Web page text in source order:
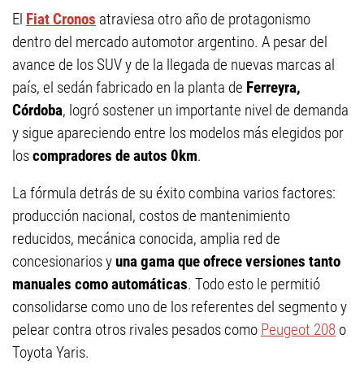
El Fiat Cronos atraviesa otro año de protagonismo
dentro del mercado automotor argentino. A pesar del
avance de los SUV y de la llegada de nuevas marcas al
país, el sedán fabricado en la planta de Ferreyra,
Córdoba, logró sostener un importante nivel de demanda
y sigue apareciendo entre los modelos más elegidos por
loscompradores de autos 0km.
La fórmula detrás de su éxito combina varios factores:
producción nacional, costos de mantenimiento
reducidos, mecánica conocida, amplia red de
concesionarios yuna gama que ofrece versiones tanto
manuales como automáticas. Todo esto le permitió
consolidarse como uno de los referentes del segmento y
pelear contra otros rivales pesados como Peugeot 208 o
Toyota Yaris.